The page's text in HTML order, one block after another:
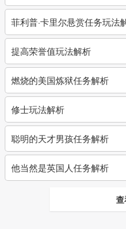
菲利普·卡里尔悬赏任务玩法
提高荣誉值玩法解析
燃烧的美国炼狱任务解析
修士玩法解析
聪明的天才男孩任务解析
他当然是英国人任务解析